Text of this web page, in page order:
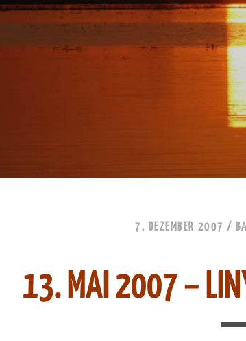
7. DEZEMBER 2007 /
13. MAI 2007 –